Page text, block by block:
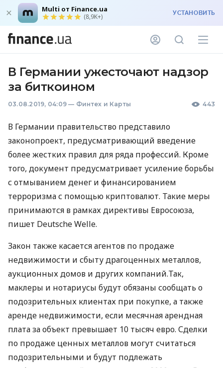
Multi от Finance.ua
(8,9K+) УСТАНОВИТЬ
В Германии ужесточают надзор
за биткоином
03.08.2019, 04:09 — Финтех и Карты 443
В Германии правительство представило
законопроект, предусматривающий введение
более жестких правил для ряда профессий. Кроме
того, документ предусматривает усиление борьбы
с отмыванием денег и финансированием
терроризма с помощью криптовалют. Такие меры
принимаются в рамках директивы Евросоюза,
пишет Deutsche Welle.
Закон также касается агентов по продаже
недвижимости и сбыту драгоценных металлов,
аукционных домов и других компаний.Так,
маклеры и нотариусы будут обязаны сообщать о
подозрительных клиентах при покупке, а также
аренде недвижимости, если месячная арендная
плата за объект превышает 10 тысяч евро. Сделки
по продаже ценных металлов могут считаться
подозрительными и будут подлежать